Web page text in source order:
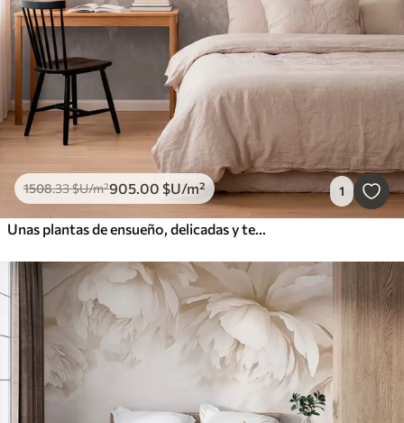
1508.33$U/m²905.00 $U/m² 1
Unas plantas de ensueño, delicadas y tenues, espiguillas y flores en colores pastel marrones sobre un fondo brumoso y texturizado